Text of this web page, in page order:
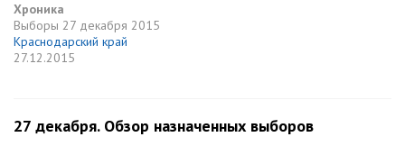
Хроника
Выборы 27 декабря 2015
Краснодарский край
27.12.2015
27 декабря. Обзор назначенных выборов